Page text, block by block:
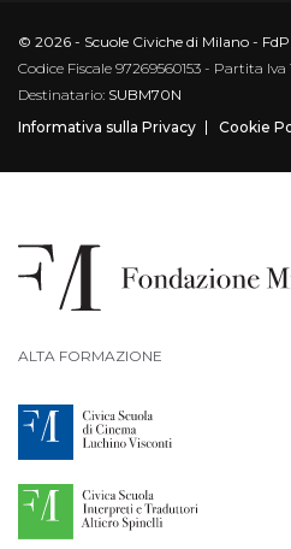
© 2026 - Scuole Civiche di Milano - FdP
Codice Fiscale 97269560153 - Partita
Destinatario: SUBM70N
Informativa sulla Privacy
Cookie
ALTA FORMAZIONE